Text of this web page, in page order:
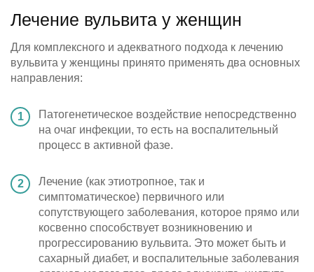
Лечение вульвита у женщин
Для комплексного и адекватного подхода к лечению
вульвита у женщины принято применять два основных
направления:
Патогенетическое воздействие непосредственно
на очаг инфекции, то есть на воспалительный
процесс в активной фазе.
Лечение (как этиотропное, так и
симптоматическое) первичного или
сопутствующего заболевания, которое прямо или
косвенно способствует возникновению и
прогрессированию вульвита. Это может быть и
сахарный диабет, и воспалительные заболевания